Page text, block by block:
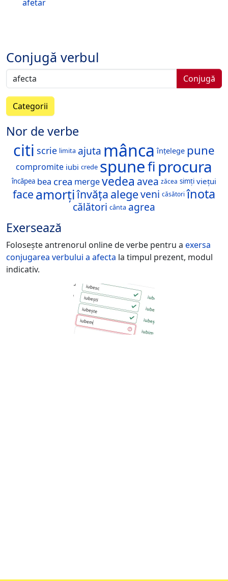
afetar
Conjugă verbul
Conjugă
Categorii
Nor de verbe
citi scrie limita ajuta mânca înțelege pune
compromite iubi crede spunefi procura
încăpea bea crea mergevedea avea zăcea simți viețui
face amorțiînvăța alegeveni căsători înota
călători cânta agrea
Exersează
Folosește antrenorul online de verbe pentru a exersa
conjugarea verbului a afecta la timpul prezent, modul
indicativ.